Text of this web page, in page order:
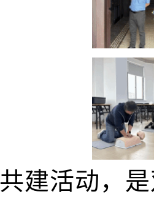
建活动，